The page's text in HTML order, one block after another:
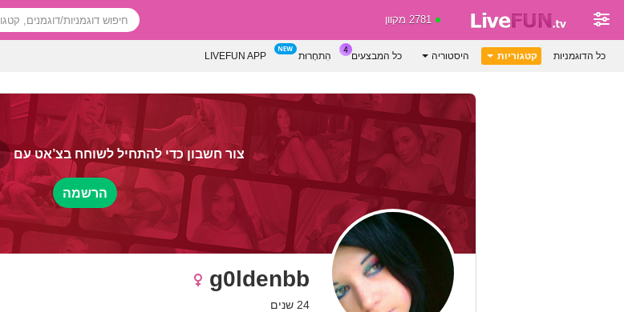
2781 מקוון
כל הדוגמניות קטגוריות היסטוריה כל המבצעים הִתחָרוּת LIVEFUN APP
צור חשבון כדי להתחיל לשוחח בצ’אט עם
הרשמה
g0ldenbb
24 שנים